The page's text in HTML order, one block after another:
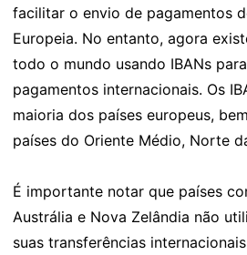
facilitar o envio de pagamentos
Europeia. No entanto, agora
todo o mundo usando IBANs
pagamentos internacionais. Os
maioria dos países europeus,
países do Oriente Médio, Norte
É importante notar que países
Austrália e Nova Zelândia não
suas transferências